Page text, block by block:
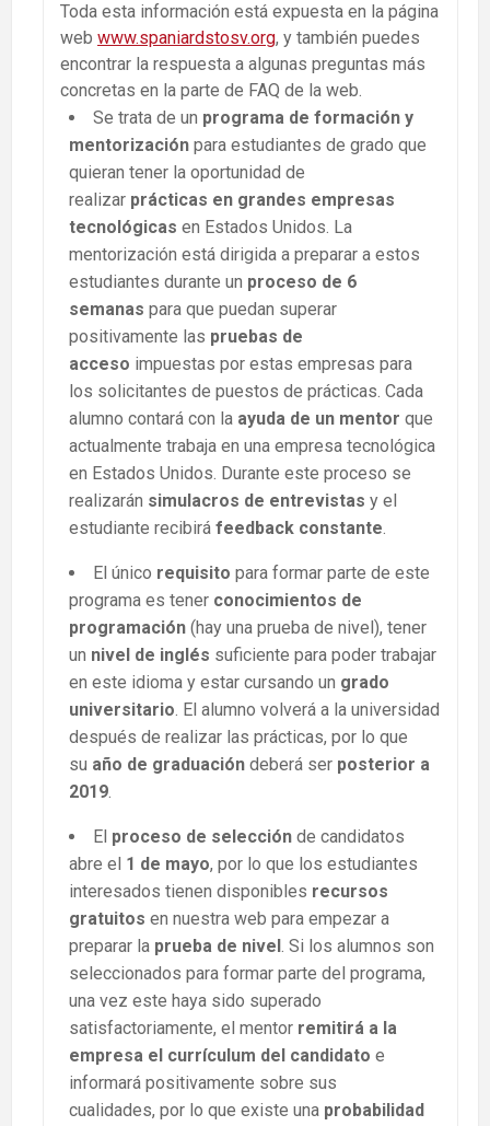
Toda esta información está expuesta en la página
web www.spaniardstosv.org, y también puedes
encontrar la respuesta a algunas preguntas más
concretas en la parte de FAQ de la web.
Se trata de un programa de formación y
mentorización para estudiantes de grado que
quieran tener la oportunidad de
realizar prácticas en grandes empresas
tecnológicas en Estados Unidos. La
mentorización está dirigida a preparar a estos
estudiantes durante un proceso de 6
semanas para que puedan superar
positivamente las pruebas de
acceso impuestas por estas empresas para
los solicitantes de puestos de prácticas. Cada
alumno contará con la ayuda de un mentor que
actualmente trabaja en una empresa tecnológica
en Estados Unidos. Durante este proceso se
realizarán simulacros de entrevistas y el
estudiante recibirá feedback constante.
El único requisito para formar parte de este
programa es tener conocimientos de
programación (hay una prueba de nivel), tener
un nivel de inglés suficiente para poder trabajar
en este idioma y estar cursando un grado
universitario. El alumno volverá a la universidad
después de realizar las prácticas, por lo que
su año de graduación deberá ser posterior a
2019.
El proceso de selección de candidatos
abre el 1 de mayo, por lo que los estudiantes
interesados tienen disponibles recursos
gratuitos en nuestra web para empezar a
preparar la prueba de nivel . Si los alumnos son
seleccionados para formar parte del programa,
una vez este haya sido superado
satisfactoriamente, el mentor remitirá a la
empresa el currículum del candidato e
informará positivamente sobre sus
cualidades, por lo que existe una probabilidad